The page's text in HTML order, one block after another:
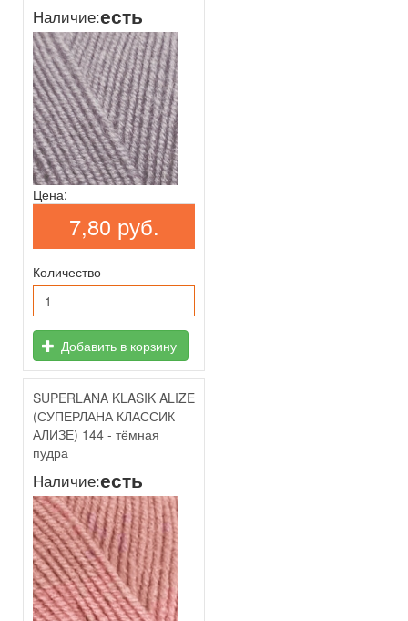
Наличие:есть
Цена:
7,80 руб.
Количество
Добавить в корзину
SUPERLANA KLASIK ALIZE
(СУПЕРЛАНА КЛАССИК
АЛИЗЕ) 144 - тёмная
пудра
Наличие:есть